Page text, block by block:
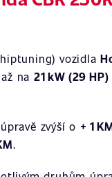
vozidla
až na21 kW (29 HP)
zvýší o + 1
.